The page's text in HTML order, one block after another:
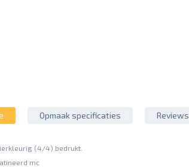
Opmaak specificaties Reviews
(4/4) bedrukt.
mc